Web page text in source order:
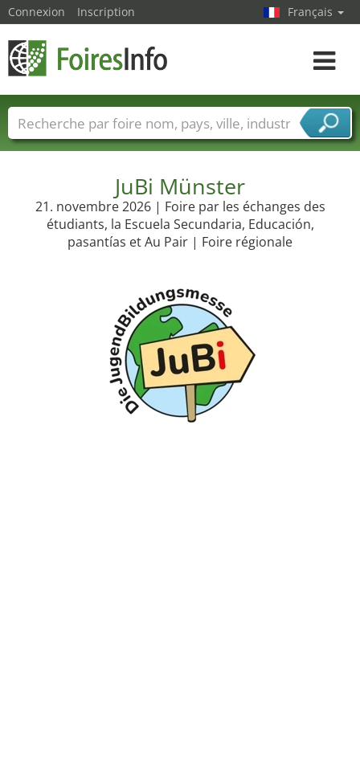
JuBi Münster
21. novembre 2026 | Foire par les échanges des
étudiants, la Escuela Secundaria, Educación,
pasantías et Au Pair | Foire régionale
Connexion Inscription Français
Toggle
Foire noms Pays Villes
Secteurs de foire